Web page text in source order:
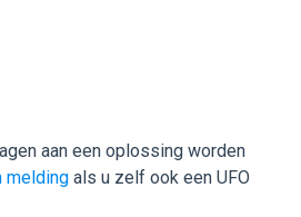
aan een oplossing worden
melding als u zelf ook een UFO